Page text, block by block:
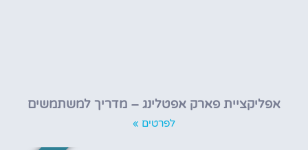
אפליקציית פארק אפטלינג – מדריך למשתמשים
לפרטים »